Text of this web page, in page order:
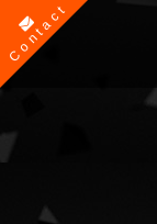
Contact